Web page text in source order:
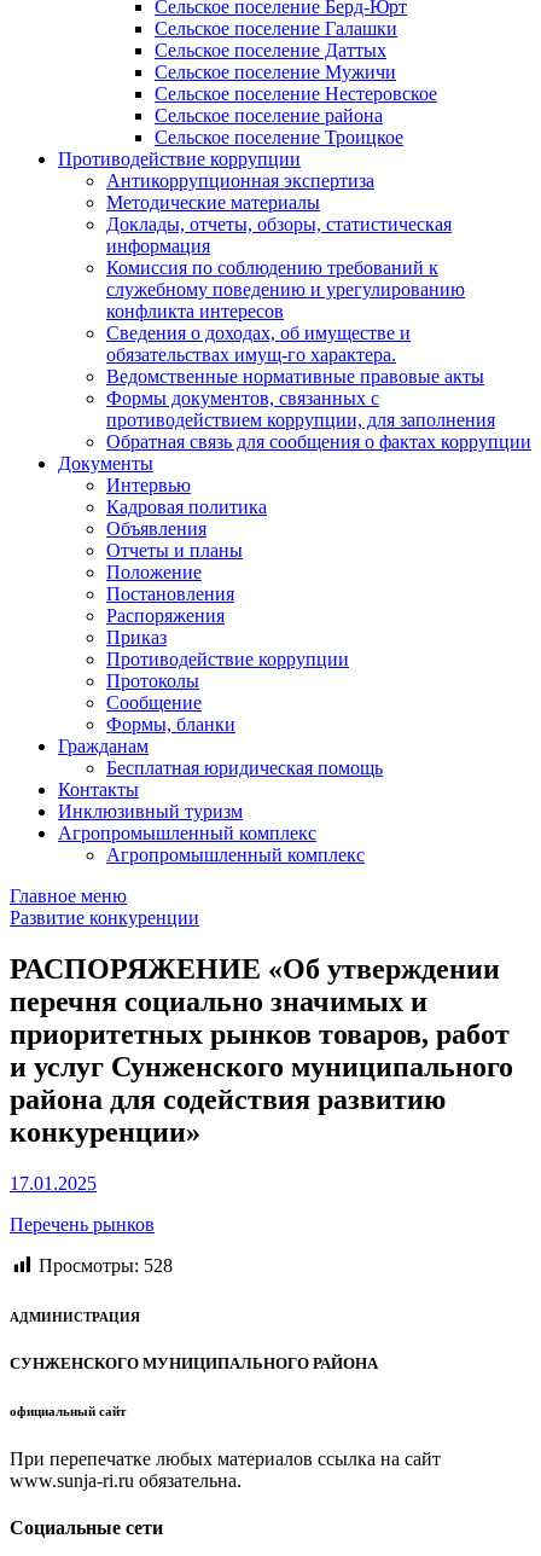
Сельское поселение Берд-Юрт
Сельское поселение Галашки
Сельское поселение Даттых
Сельское поселение Мужичи
Сельское поселение Нестеровское
Сельское поселение района
Сельское поселение Троицкое
Противодействие коррупции
Антикоррупционная экспертиза
Методические материалы
Доклады, отчеты, обзоры, статистическая
информация
Комиссия по соблюдению требований к
служебному поведению и урегулированию
конфликта интересов
Сведения о доходах, об имуществе и
обязательствах имущ-го характера.
Ведомственные нормативные правовые акты
Формы документов, связанных с
противодействием коррупции, для заполнения
Обратная связь для сообщения о фактах коррупции
Документы
Интервью
Кадровая политика
Объявления
Отчеты и планы
Положение
Постановления
Распоряжения
Приказ
Противодействие коррупции
Протоколы
Сообщение
Формы, бланки
Гражданам
Бесплатная юридическая помощь
Контакты
Инклюзивный туризм
Агропромышленный комплекс
Агропромышленный комплекс
Главное меню
Развитие конкуренции
РАСПОРЯЖЕНИЕ «Об утверждении
перечня социально значимых и
приоритетных рынков товаров, работ
и услуг Сунженского муниципального
района для содействия развитию
конкуренции»
17.01.2025
Перечень рынков
Просмотры: 528
АДМИНИСТРАЦИЯ
СУНЖЕНСКОГО МУНИЦИПАЛЬНОГО РАЙОНА
официальный сайт
При перепечатке любых материалов ссылка на сайт
www.sunja-ri.ru обязательна.
Социальные сети